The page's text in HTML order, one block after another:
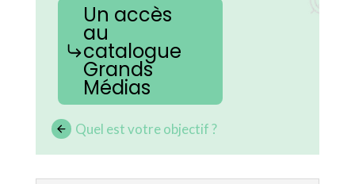
Un accès
au
catalogue
Grands
Médias
Quel est votre objectif ?